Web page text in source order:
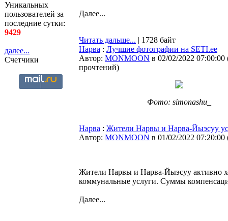
Уникальных
пользователей за
последние сутки:
9429
далее...
Счетчики
Далее...
Читать дальше... | 1728 байт
Нарва : Лучшие фотографии на SETI.ee
Автор: MONMOON в 02/02/2022 07:00:00
прочтений)
Фото: simonashu_
Нарва : Жители Нарвы и Нарва-Йыэсуу
Автор: MONMOON в 01/02/2022 07:20:00
Жители Нарвы и Нарва-Йыэсуу активно
коммунальные услуги. Суммы
Далее...